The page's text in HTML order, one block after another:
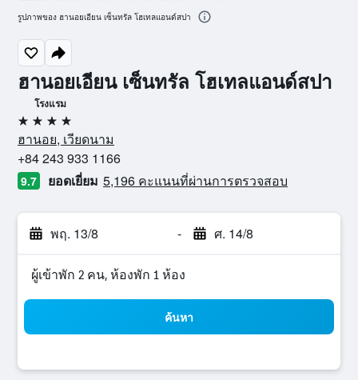
ฮานอยเอียน เซ็นทรัล โฮเทลแอนด์สปา
โรงแรม
4 ดาว
ฮานอย, เวียดนาม
+84 243 933 1166
9.7 ยอดเยี่ยม 5,196 คะแนนที่ผ่านการตรวจสอบ
พฤ. 13/8 - ศ. 14/8
ผู้เข้าพัก 2 คน, ห้องพัก 1 ห้อง
ค้นหา
รูปภาพของ ฮานอยเอียน เซ็นทรัล โฮเทลแอนด์สปา